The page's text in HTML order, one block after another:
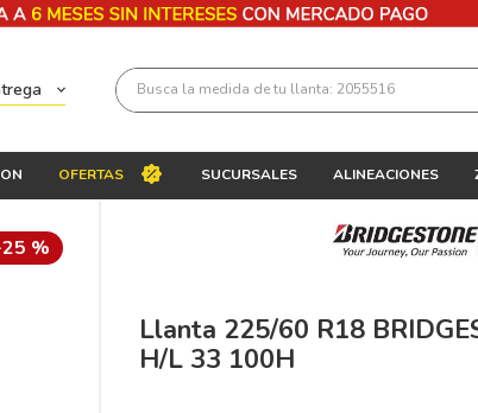
Busca la medida de tu llanta: 2055516
OFERTAS SUCURSALES ALINEACIONES
25 %
Llanta 225/60 R18
H/L 33 100H
Términos más buscados